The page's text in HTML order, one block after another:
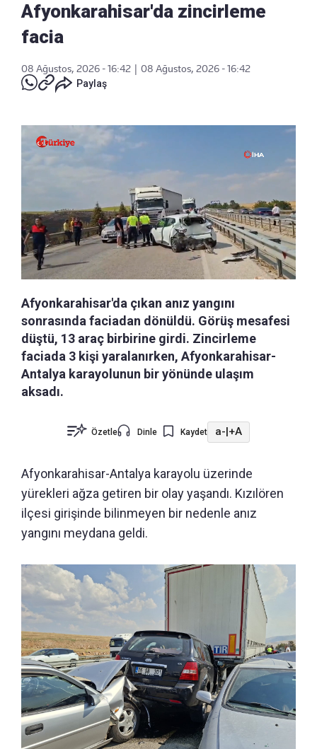
Afyonkarahisar'da zincirleme
facia
08 Ağustos, 2026 - 16:42
08 Ağustos, 2026 - 16:42
Paylaş
Afyonkarahisar'da çıkan anız yangını
sonrasında faciadan dönüldü. Görüş mesafesi
düştü, 13 araç birbirine girdi. Zincirleme
faciada 3 kişi yaralanırken, Afyonkarahisar-
Antalya karayolunun bir yönünde ulaşım
aksadı.
Özetle Dinle Kaydet a-|+A
Afyonkarahisar-Antalya karayolu üzerinde
yürekleri ağza getiren bir olay yaşandı. Kızılören
ilçesi girişinde bilinmeyen bir nedenle anız
yangını meydana geldi.